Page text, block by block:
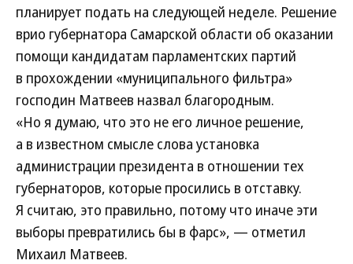
планирует подать на следующей неделе. Решение
врио губернатора Самарской области об оказании
помощи кандидатам парламентских партий
в прохождении «муниципального фильтра»
господин Матвеев назвал благородным.
«Но я думаю, что это не его личное решение,
а в известном смысле слова установка
администрации президента в отношении тех
губернаторов, которые просились в отставку.
Я считаю, это правильно, потому что иначе эти
выборы превратились бы в фарс», — отметил
Михаил Матвеев.